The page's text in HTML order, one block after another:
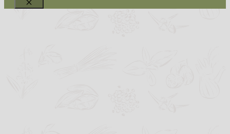
Schließen